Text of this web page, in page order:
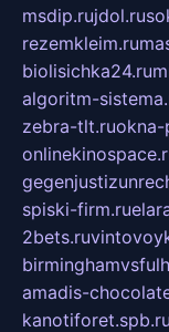
msdip.rujdol.ru
rezemkleim.ru
biolisichka24.ru
algoritm-
zebra-tlt.ruokna-
spiski-firm.ru
2bets.ru
amadis-
kanotiforet.spb.ru